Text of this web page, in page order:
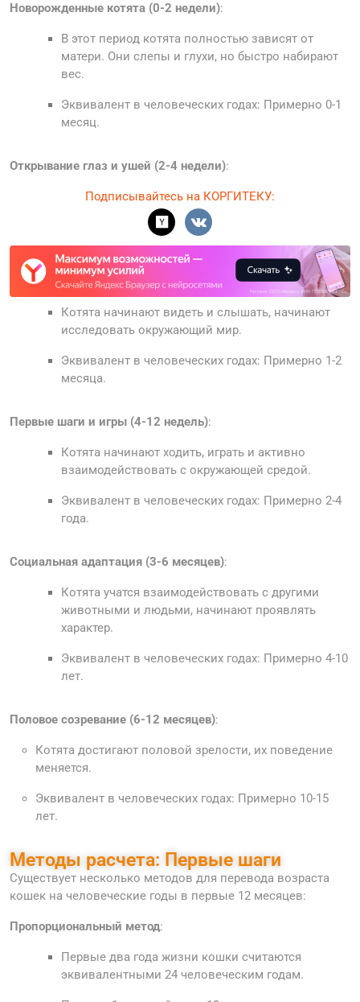
Новорожденные котята (0-2 недели):
В этот период котята полностью зависят от
матери. Они слепы и глухи, но быстро набирают
вес.
Эквивалент в человеческих годах: Примерно 0-1
месяц.
Открывание глаз и ушей (2-4 недели):
Подписывайтесь на КОРГИТЕКУ:
Котята начинают видеть и слышать, начинают
исследовать окружающий мир.
Эквивалент в человеческих годах: Примерно 1-2
месяца.
Первые шаги и игры (4-12 недель):
Котята начинают ходить, играть и активно
взаимодействовать с окружающей средой.
Эквивалент в человеческих годах: Примерно 2-4
года.
Социальная адаптация (3-6 месяцев):
Котята учатся взаимодействовать с другими
животными и людьми, начинают проявлять
характер.
Эквивалент в человеческих годах: Примерно 4-10
лет.
Половое созревание (6-12 месяцев):
Котята достигают половой зрелости, их поведение
меняется.
Эквивалент в человеческих годах: Примерно 10-15
лет.
Методы расчета: Первые шаги
Существует несколько методов для перевода возраста
кошек на человеческие годы в первые 12 месяцев:
Пропорциональный метод:
Первые два года жизни кошки считаются
эквивалентными 24 человеческим годам.